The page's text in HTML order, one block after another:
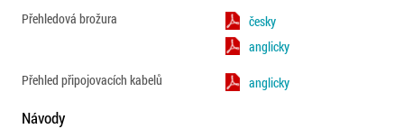
Přehledová brožura
česky
anglicky
Přehled připojovacích kabelů
anglicky
Návody